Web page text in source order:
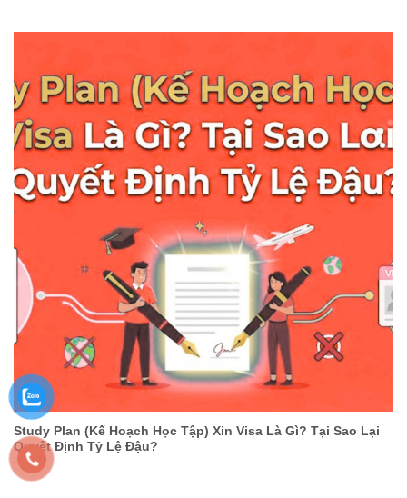
Study Plan (Kế Hoạch Học Tập) Xin Visa Là Gì? Tại Sao Lại
Quyết Định Tỷ Lệ Đậu?